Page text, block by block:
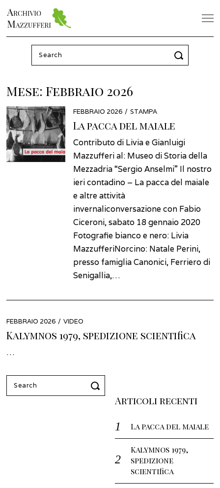
Search
for:
Mese: Febbraio 2026
POSTED
ON
FEBBRAIO 2026 FEBBRAIO
2026
STAMPA
La pacca del maiale
Contributo di Livia e Gianluigi
Mazzufferi al: Museo di Storia della
Mezzadria “Sergio Anselmi” Il nostro
ieri contadino – La pacca del maiale
e altre attività
invernaliconversazione con Fabio
Ciceroni, sabato 18 gennaio 2020
Fotografie bianco e nero: Livia
MazzufferiNorcino: Natale Perini,
presso famiglia Canonici, Ferriero di
Senigallia,…
POSTED
ON
FEBBRAIO 2026 FEBBRAIO
2026
VIDEO
Kalymnos 1979, spedizione scientifica
…
Search
for:
Articoli recenti
La pacca del maiale
Kalymnos 1979,
spedizione
scientifica